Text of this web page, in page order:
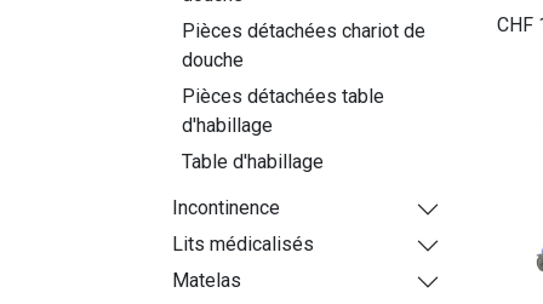
Pièces détachées chariot de
douche
Pièces détachées table
d'habillage
Table d'habillage
Incontinence
Lits médicalisés
Matelas
-
- 2
- 2
-
-
CHF